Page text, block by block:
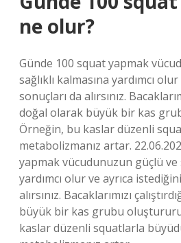
ne olur?
Günde 100 squat yapmak
sağlıklı kalmasına yardımcı
sonuçları da alırsınız.
doğal olarak büyük bir kas
Örneğin, bu kaslar düzenli
metabolizmanız artar.
yapmak vücudunuzun güçlü ve
yardımcı olur ve ayrıca
alırsınız. Bacaklarımızı
büyük bir kas grubu
kaslar düzenli squatlarla